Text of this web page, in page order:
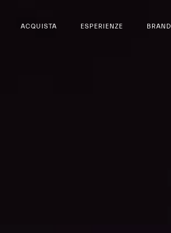
ACQUISTA ESPERIENZE BRAND